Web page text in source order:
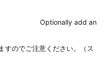
Optionally add an
すのでご注意ください。（ス